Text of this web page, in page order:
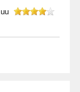
นัย เนียมทอง
น